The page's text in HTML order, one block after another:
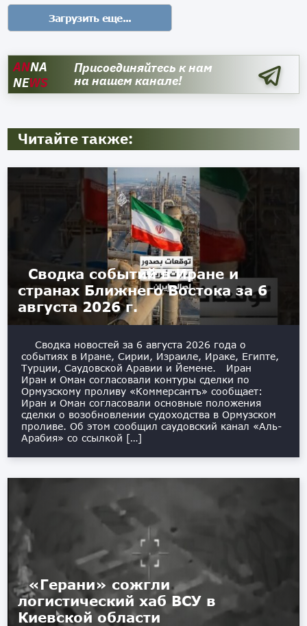
ANNA
NEWS
Присоединяйтесь к нам
на нашем канале!
Читайте также:
Сводка событий в Иране и
странах Ближнего Востока за 6
августа 2026 г.
Сводка новостей за 6 августа 2026 года о
событиях в Иране, Сирии, Израиле, Ираке, Египте,
Турции, Саудовской Аравии и Йемене. Иран
Иран и Оман согласовали контуры сделки по
Ормузскому проливу «Коммерсантъ» сообщает:
Иран и Оман согласовали основные положения
сделки о возобновлении судоходства в Ормузском
проливе. Об этом сообщил саудовский канал «Аль-
Арабия» со ссылкой […]
«Герани» сожгли
логистический хаб ВСУ в
Киевской области